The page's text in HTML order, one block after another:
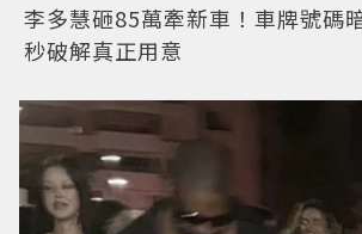
李多慧砸85萬牽新車！車牌號
秒破解真正用意